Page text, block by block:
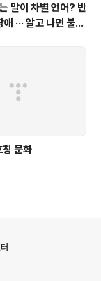
말이 차별 언어? 반
··· 알고 나면 불편
칭 문화